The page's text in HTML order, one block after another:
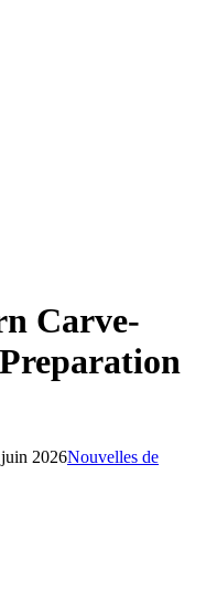
Carve-
2026Nouvelles de